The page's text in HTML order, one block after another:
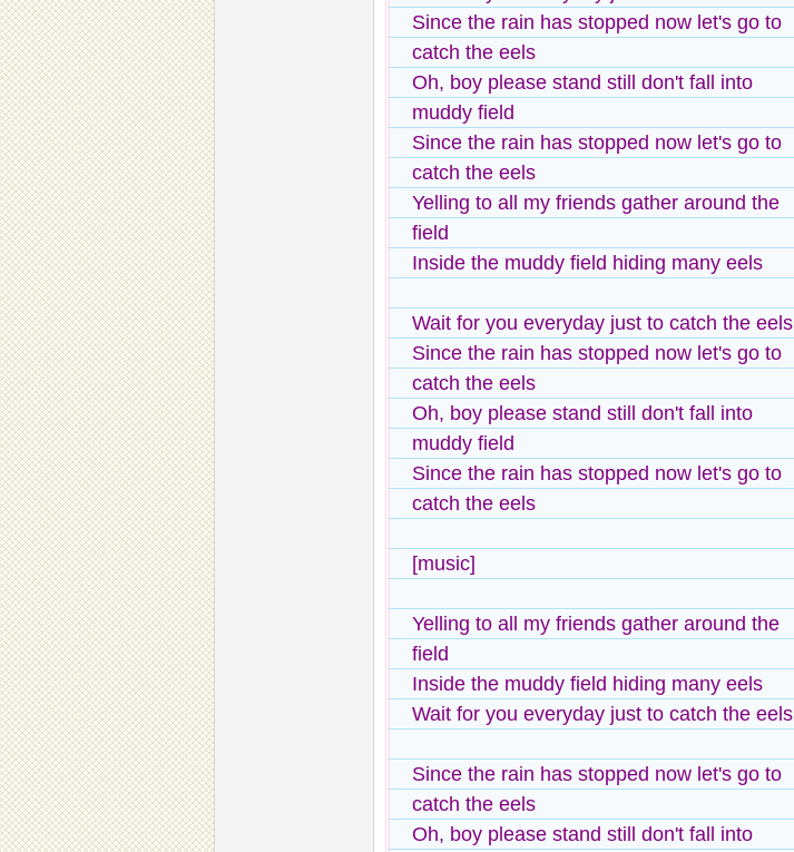
Since the rain has stopped now let's go to
catch the eels
Oh, boy please stand still don't fall into
muddy field
Since the rain has stopped now let's go to
catch the eels
Yelling to all my friends gather around the
field
Inside the muddy field hiding many eels
Wait for you everyday just to catch the eels
Since the rain has stopped now let's go to
catch the eels
Oh, boy please stand still don't fall into
muddy field
Since the rain has stopped now let's go to
catch the eels
[music]
Yelling to all my friends gather around the
field
Inside the muddy field hiding many eels
Wait for you everyday just to catch the eels
Since the rain has stopped now let's go to
catch the eels
Oh, boy please stand still don't fall into